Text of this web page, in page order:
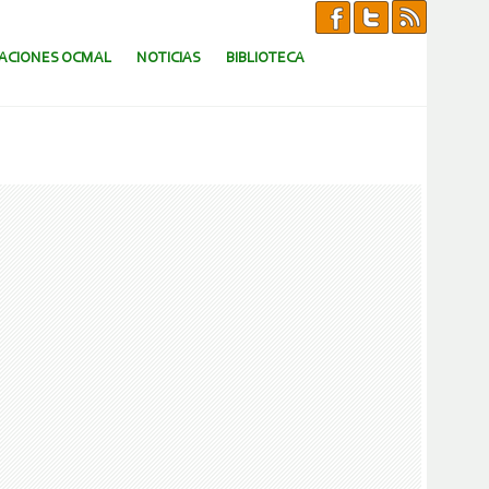
OCMAL NOTICIAS BIBLIOTECA